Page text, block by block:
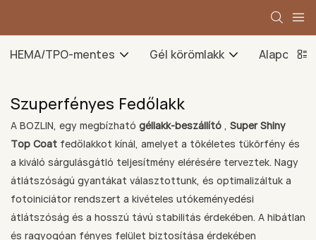
HEMA/TPO-mentes Gél körömlakk Alapozó
Szuperfényes Fedőlakk
A BOZLIN, egy megbízható géllakk-beszállító , Super Shiny
Top Coat fedőlakkot kínál, amelyet a tökéletes tükörfény és
a kiváló sárgulásgátló teljesítmény elérésére terveztek. Nagy
átlátszóságú gyantákat választottunk, és optimalizáltuk a
fotoiniciátor rendszert a kivételes utókeményedési
átlátszóság és a hosszú távú stabilitás érdekében. A hibátlan
és ragyogóan fényes felület biztosítása érdekében